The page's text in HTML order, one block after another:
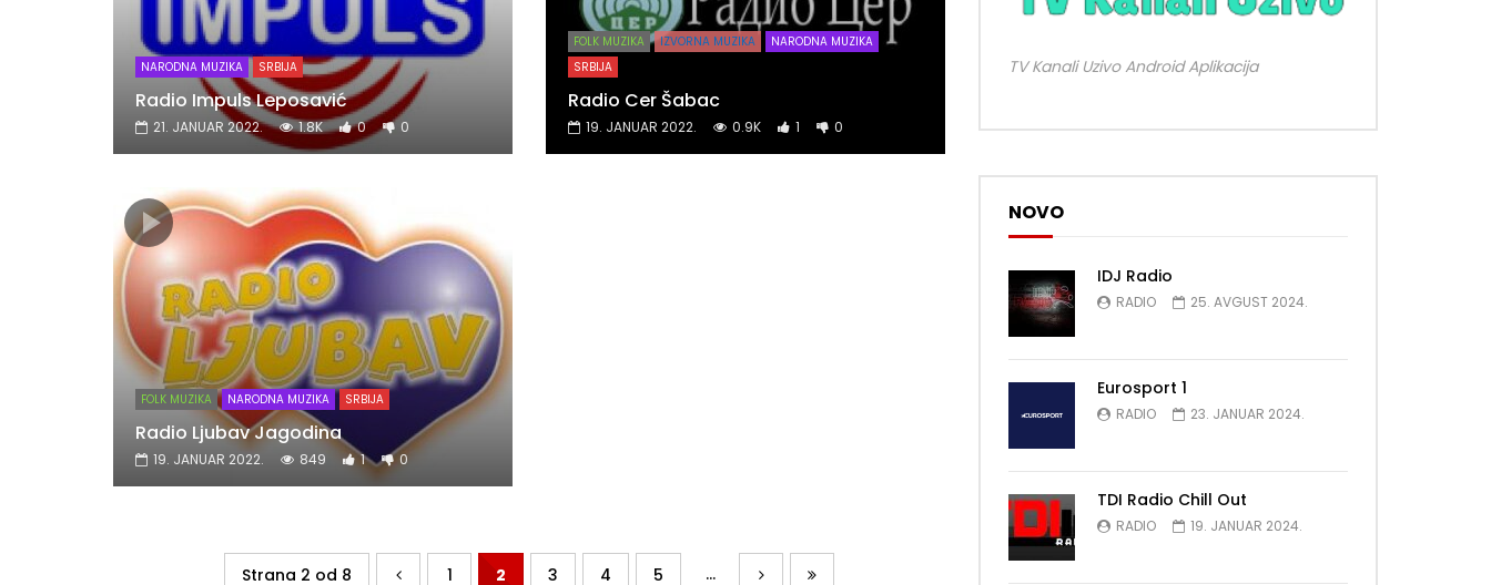
NARODNA MUZIKA SRBIJA
Radio Impuls Leposavić
21. JANUAR 2022. 1.8K 0 0
FOLK MUZIKA IZVORNA MUZIKA
NARODNA MUZIKA
SRBIJA
Radio Cer Šabac
19. JANUAR 2022. 0.9K 1 0
FOLK MUZIKA NARODNA MUZIKA SRBIJA
Radio Ljubav Jagodina
19. JANUAR 2022. 849 1 0
Strana 2 od 8 1 2 3 4 5 ...
TV Kanali Uzivo Android Aplikacija
NOVO
IDJ Radio
RADIO 25. AVGUST 2024.
Eurosport 1
RADIO 23. JANUAR 2024.
TDI Radio Chill Out
RADIO 19. JANUAR 2024.